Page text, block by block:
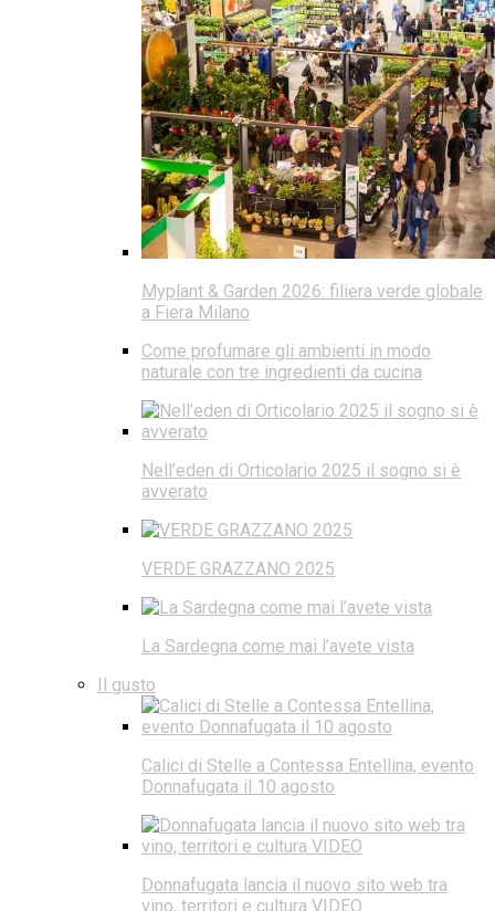
Myplant & Garden 2026: filiera verde globale
a Fiera Milano
Come profumare gli ambienti in modo
naturale con tre ingredienti da cucina
Nell’eden di Orticolario 2025 il sogno si è
avverato
VERDE GRAZZANO 2025
La Sardegna come mai l’avete vista
Il gusto
Calici di Stelle a Contessa Entellina, evento
Donnafugata il 10 agosto
Donnafugata lancia il nuovo sito web tra
vino, territori e cultura VIDEO